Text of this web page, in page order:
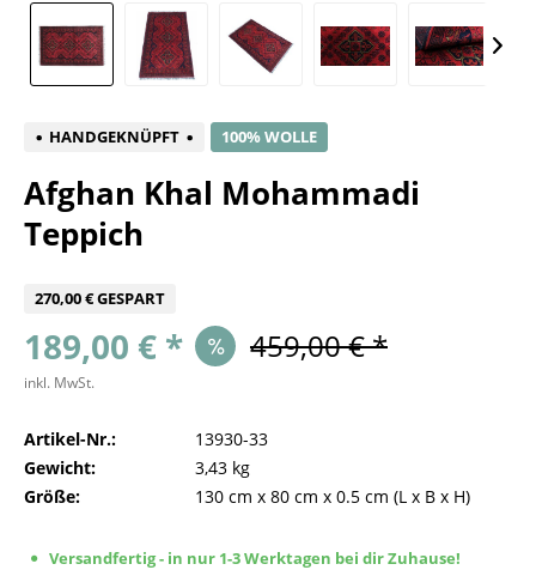
HANDGEKNÜPFT 100% WOLLE
Afghan Khal Mohammadi
Teppich
270,00 € GESPART
189,00 € * 459,00 € *
inkl. MwSt.
Artikel-Nr.:
13930-33
Gewicht:
3,43 kg
Größe:
130 cm x 80 cm x 0.5 cm (L x B x H)
Versandfertig - in nur 1-3 Werktagen bei dir Zuhause!